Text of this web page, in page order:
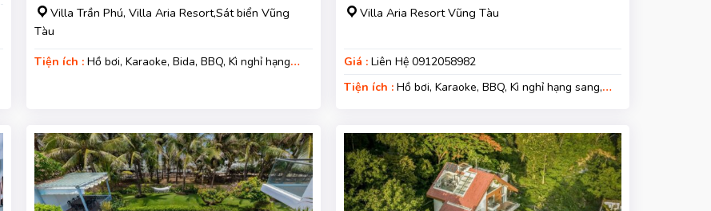
Villa Trần Phú, Villa Aria Resort,Sát biển Vũng
Tàu
Tiện ích :Hồ bơi, Karaoke, Bida, BBQ, Kì nghỉ hạng
Villa Aria Resort Vũng Tàu
Giá :Liên Hệ 0912058982
Tiện ích :Hồ bơi, Karaoke, BBQ, Kì nghỉ hạng sang,